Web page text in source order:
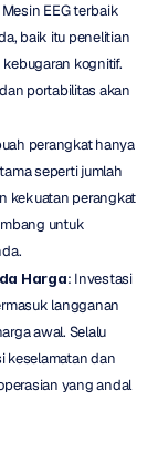
Mesin EEG terbaik
baik itu penelitian
kognitif.
portabilitas akan
perangkat hanya
seperti jumlah
kekuatan perangkat
untuk
Harga: Investasi
langganan
awal. Selalu
keselamatan dan
yang andal